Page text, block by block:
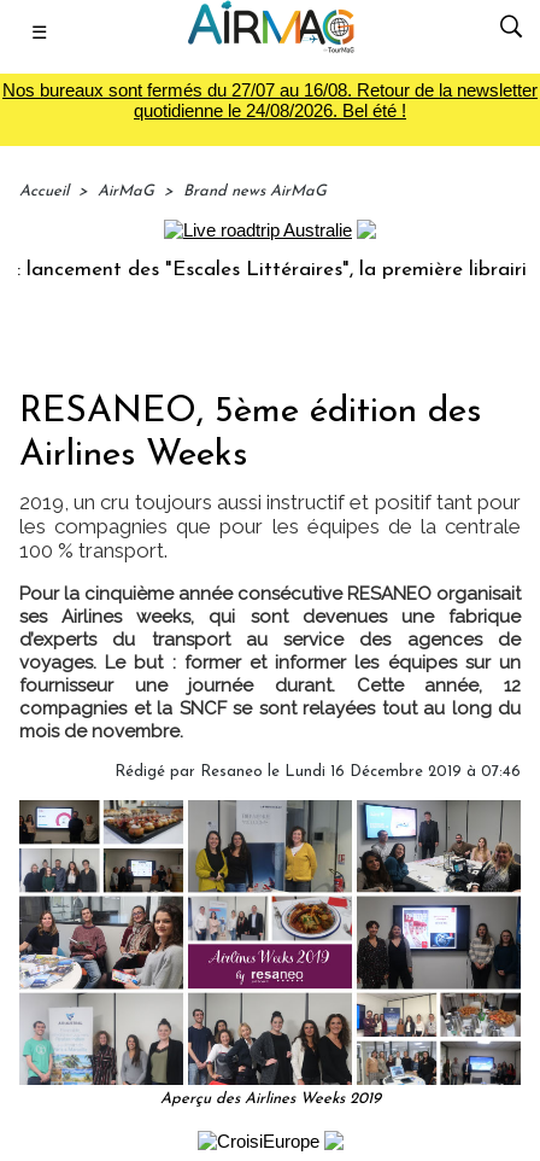
☰
Nos bureaux sont fermés du 27/07 au 16/08. Retour de la newsletter
quotidienne le 24/08/2026. Bel été !
Accueil > AirMaG > Brand news AirMaG
des "Escales Littéraires", la première librairie du
RESANEO, 5ème édition des
Airlines Weeks
2019, un cru toujours aussi instructif et positif tant pour
les compagnies que pour les équipes de la centrale
100 % transport.
Pour la cinquième année consécutive RESANEO organisait
ses Airlines weeks, qui sont devenues une fabrique
d’experts du transport au service des agences de
voyages. Le but : former et informer les équipes sur un
fournisseur une journée durant. Cette année, 12
compagnies et la SNCF se sont relayées tout au long du
mois de novembre.
Rédigé par Resaneo le Lundi 16 Décembre 2019 à 07:46
Aperçu des Airlines Weeks 2019